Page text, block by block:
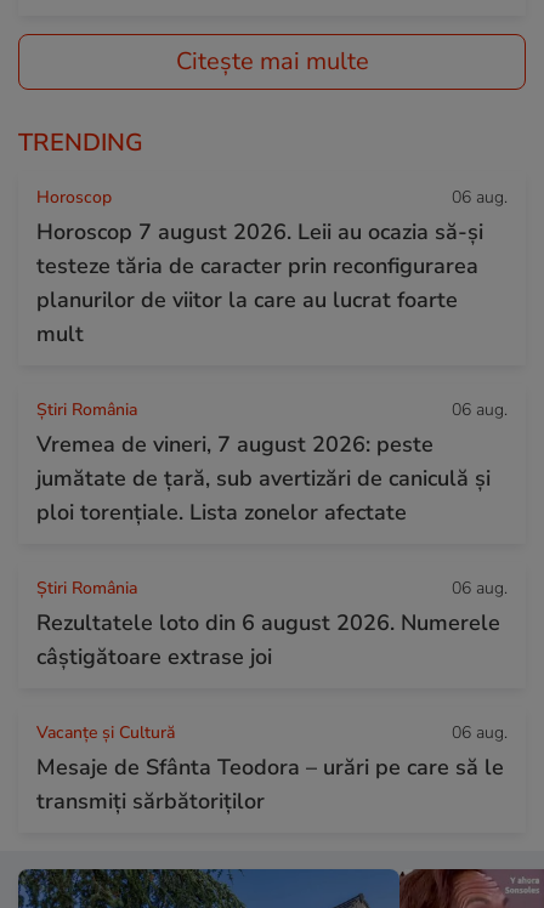
Citește mai multe
TRENDING
Horoscop 06 aug.
Horoscop 7 august 2026. Leii au ocazia să-și
testeze tăria de caracter prin reconfigurarea
planurilor de viitor la care au lucrat foarte
mult
Știri România 06 aug.
Vremea de vineri, 7 august 2026: peste
jumătate de țară, sub avertizări de caniculă și
ploi torențiale. Lista zonelor afectate
Știri România 06 aug.
Rezultatele loto din 6 august 2026. Numerele
câștigătoare extrase joi
Vacanțe și Cultură 06 aug.
Mesaje de Sfânta Teodora – urări pe care să le
transmiți sărbătoriților